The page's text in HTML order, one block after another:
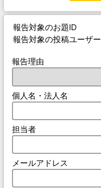
報告対象のお題ID
報告対象の投稿ユーザー
報告理由
個人名・法人名
担当者
メールアドレス